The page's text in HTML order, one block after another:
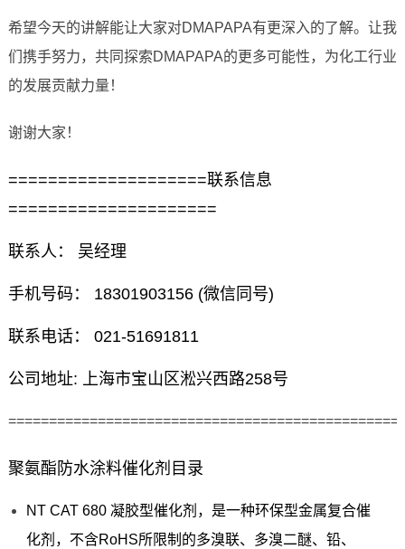
希望今天的讲解能让大家对DMAPAPA有更深入的了解。让我
们携手努力，共同探索DMAPAPA的更多可能性，为化工行业
的发展贡献力量！
谢谢大家！
====================联系信息
=====================
联系人： 吴经理
手机号码： 18301903156 (微信同号)
联系电话： 021-51691811
公司地址: 上海市宝山区淞兴西路258号
聚氨酯防水涂料催化剂目录
NT CAT 680 凝胶型催化剂，是一种环保型金属复合催
化剂，不含RoHS所限制的多溴联、多溴二醚、铅、